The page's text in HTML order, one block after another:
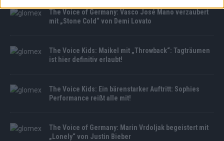
The Voice of Germany: Vasco José Mano verzaubert
mit „Stone Cold“ von Demi Lovato
The Voice Kids: Maikel mit „Throwback“: Tagträumen
ist hier definitiv erlaubt!
The Voice Kids: Ein bärenstarker Auftritt: Sophies
Performance reißt alle mit!
The Voice of Germany: Marin Vrdoljak begeistert mit
„Lonely“ von Justin Bieber